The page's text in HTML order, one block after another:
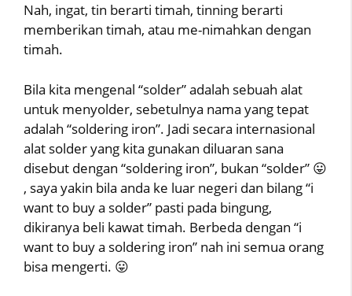
Nah, ingat, tin berarti timah, tinning berarti
memberikan timah, atau me-nimahkan dengan
timah.
Bila kita mengenal “solder” adalah sebuah alat
untuk menyolder, sebetulnya nama yang tepat
adalah “soldering iron”. Jadi secara internasional
alat solder yang kita gunakan diluaran sana
disebut dengan “soldering iron”, bukan “solder” 😛
, saya yakin bila anda ke luar negeri dan bilang “i
want to buy a solder” pasti pada bingung,
dikiranya beli kawat timah. Berbeda dengan “i
want to buy a soldering iron” nah ini semua orang
bisa mengerti. 😛